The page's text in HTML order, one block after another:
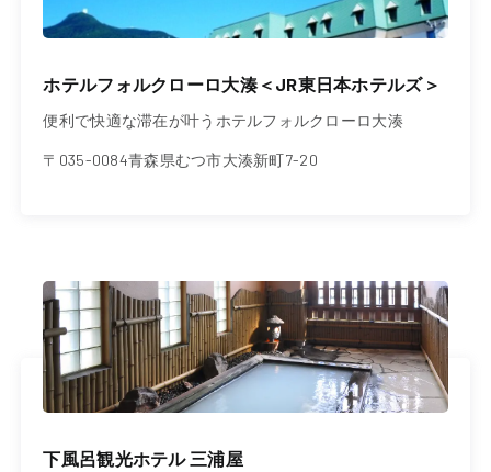
ホテルフォルクローロ大湊＜JR東日本ホテルズ＞
便利で快適な滞在が叶うホテルフォルクローロ大湊
〒035-0084青森県むつ市大湊新町7-20
下風呂観光ホテル 三浦屋